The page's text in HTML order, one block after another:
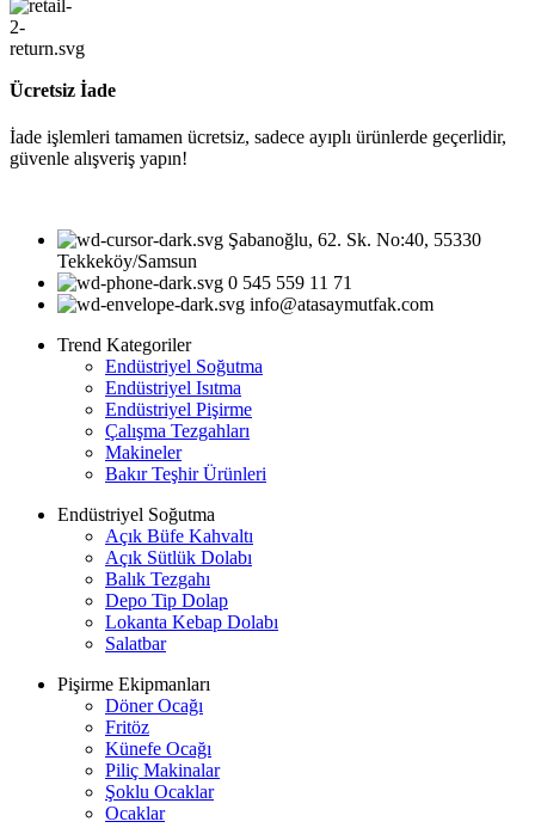
Ücretsiz İade
İade işlemleri tamamen ücretsiz, sadece ayıplı ürünlerde geçerlidir,
güvenle alışveriş yapın!
Şabanoğlu, 62. Sk. No:40, 55330
Tekkeköy/Samsun
0 545 559 11 71
info@atasaymutfak.com
Trend Kategoriler
Endüstriyel Soğutma
Endüstriyel Isıtma
Endüstriyel Pişirme
Çalışma Tezgahları
Makineler
Bakır Teşhir Ürünleri
Endüstriyel Soğutma
Açık Büfe Kahvaltı
Açık Sütlük Dolabı
Balık Tezgahı
Depo Tip Dolap
Lokanta Kebap Dolabı
Salatbar
Pişirme Ekipmanları
Döner Ocağı
Fritöz
Künefe Ocağı
Piliç Makinalar
Şoklu Ocaklar
Ocaklar